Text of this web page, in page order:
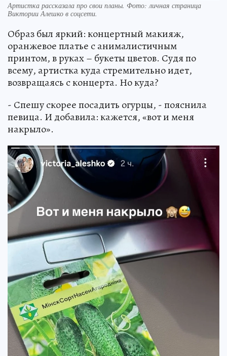
Артистка рассказала про свои планы. Фото: личная страница
Виктории Алешко в соцсети.
Образ был яркий: концертный макияж,
оранжевое платье с анималистичным
принтом, в руках – букеты цветов. Судя по
всему, артистка куда стремительно идет,
возвращаясь с концерта. Но куда?
- Спешу скорее посадить огурцы, - пояснила
певица. И добавила: кажется, «вот и меня
накрыло».